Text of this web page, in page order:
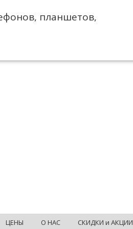
планшетов,
ЦЕНЫ О НАС СКИДКИ и АКЦИИ